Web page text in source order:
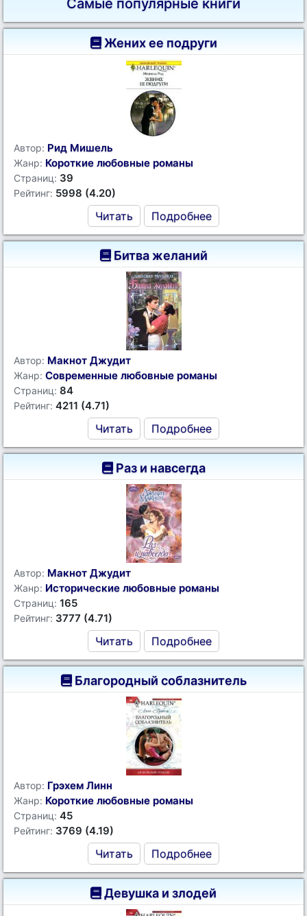
Самые популярные книги
Жених ее подруги
Автор: Рид Мишель
Жанр: Короткие любовные романы
Страниц: 39
Рейтинг: 5998 (4.20)
Читать Подробнее
Битва желаний
Автор: Макнот Джудит
Жанр: Современные любовные романы
Страниц: 84
Рейтинг: 4211 (4.71)
Читать Подробнее
Раз и навсегда
Автор: Макнот Джудит
Жанр: Исторические любовные романы
Страниц: 165
Рейтинг: 3777 (4.71)
Читать Подробнее
Благородный соблазнитель
Автор: Грэхем Линн
Жанр: Короткие любовные романы
Страниц: 45
Рейтинг: 3769 (4.19)
Читать Подробнее
Девушка и злодей